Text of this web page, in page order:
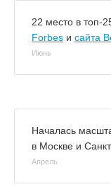
22 место в топ-
Forbes и сайта
Июнь
Началась
в Москве и
Апрель